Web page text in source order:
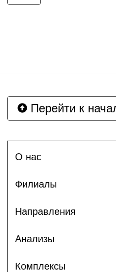
Перейти к
О нас
Филиалы
Направления
Анализы
Комплексы